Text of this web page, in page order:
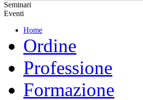
Seminari
Eventi
Home
Ordine
Professione
Formazione